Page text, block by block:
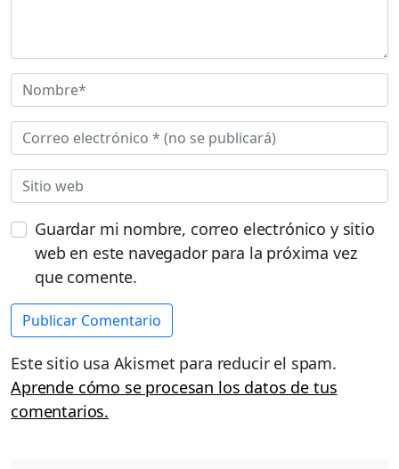
Guardar mi nombre, correo electrónico y sitio
web en este navegador para la próxima vez
que comente.
Este sitio usa Akismet para reducir el spam.
Aprende cómo se procesan los datos de tus
comentarios.